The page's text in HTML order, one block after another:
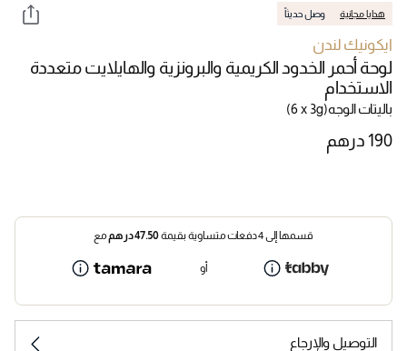
هدايا مجانية وصل حديثاً
ايكونيك لندن
لوحة أحمر الخدود الكريمية والبرونزية والهايلايت متعددة
الاستخدام
باليتات الوجه(6 x 3g)
قسمها إلى 4 دفعات متساوية بقيمة 47.50درهممع
أو
التوصيل والإرجاع